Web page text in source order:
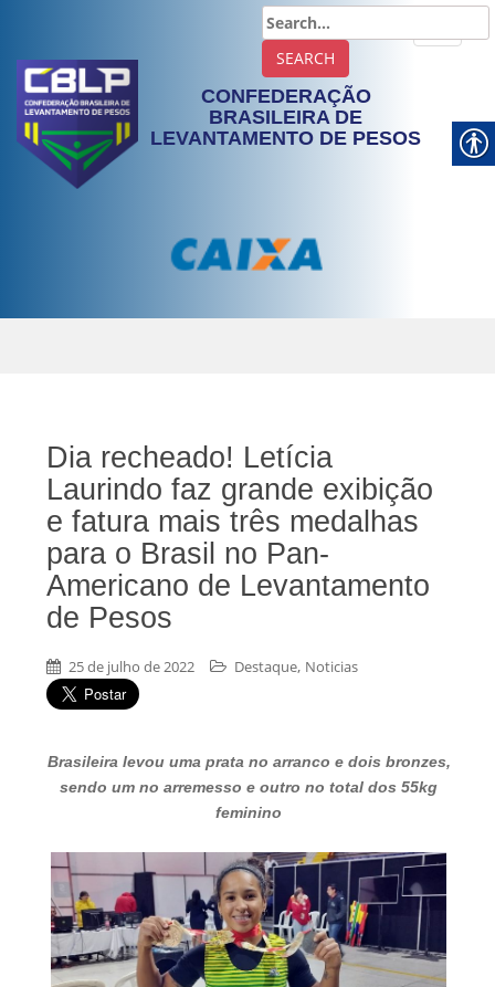
CONFEDERAÇÃO
BRASILEIRA DE
LEVANTAMENTO DE PESOS
Dia recheado! Letícia
Laurindo faz grande exibição
e fatura mais três medalhas
para o Brasil no Pan-
Americano de Levantamento
de Pesos
25 de julho de 2022 Destaque, Noticias
Brasileira levou uma prata no arranco e dois bronzes,
sendo um no arremesso e outro no total dos 55kg
feminino